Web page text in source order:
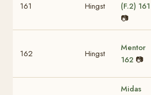
161 Hingst
(F.2) 161
📷
162 Hingst
Mentor
162 📷
Midas